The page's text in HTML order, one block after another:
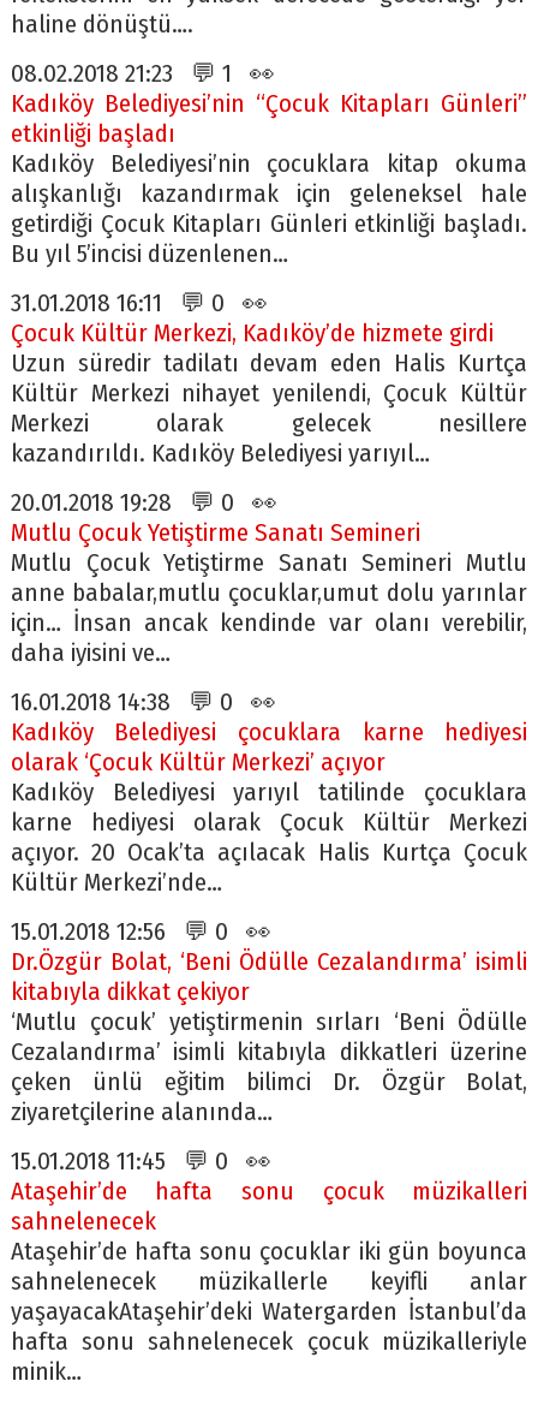
haline dönüştü….
08.02.2018 21:23 💬 1 👀
Kadıköy Belediyesi’nin “Çocuk Kitapları Günleri”
etkinliği başladı
Kadıköy Belediyesi’nin çocuklara kitap okuma
alışkanlığı kazandırmak için geleneksel hale
getirdiği Çocuk Kitapları Günleri etkinliği başladı.
Bu yıl 5’incisi düzenlenen…
31.01.2018 16:11 💬 0 👀
Çocuk Kültür Merkezi, Kadıköy’de hizmete girdi
Uzun süredir tadilatı devam eden Halis Kurtça
Kültür Merkezi nihayet yenilendi, Çocuk Kültür
Merkezi olarak gelecek nesillere
kazandırıldı. Kadıköy Belediyesi yarıyıl…
20.01.2018 19:28 💬 0 👀
Mutlu Çocuk Yetiştirme Sanatı Semineri
Mutlu Çocuk Yetiştirme Sanatı Semineri Mutlu
anne babalar,mutlu çocuklar,umut dolu yarınlar
için… İnsan ancak kendinde var olanı verebilir,
daha iyisini ve…
16.01.2018 14:38 💬 0 👀
Kadıköy Belediyesi çocuklara karne hediyesi
olarak ‘Çocuk Kültür Merkezi’ açıyor
Kadıköy Belediyesi yarıyıl tatilinde çocuklara
karne hediyesi olarak Çocuk Kültür Merkezi
açıyor. 20 Ocak’ta açılacak Halis Kurtça Çocuk
Kültür Merkezi’nde…
15.01.2018 12:56 💬 0 👀
Dr.Özgür Bolat, ‘Beni Ödülle Cezalandırma’ isimli
kitabıyla dikkat çekiyor
‘Mutlu çocuk’ yetiştirmenin sırları ‘Beni Ödülle
Cezalandırma’ isimli kitabıyla dikkatleri üzerine
çeken ünlü eğitim bilimci Dr. Özgür Bolat,
ziyaretçilerine alanında…
15.01.2018 11:45 💬 0 👀
Ataşehir’de hafta sonu çocuk müzikalleri
sahnelenecek
Ataşehir’de hafta sonu çocuklar iki gün boyunca
sahnelenecek müzikallerle keyifli anlar
yaşayacakAtaşehir’deki Watergarden İstanbul’da
hafta sonu sahnelenecek çocuk müzikalleriyle
minik…